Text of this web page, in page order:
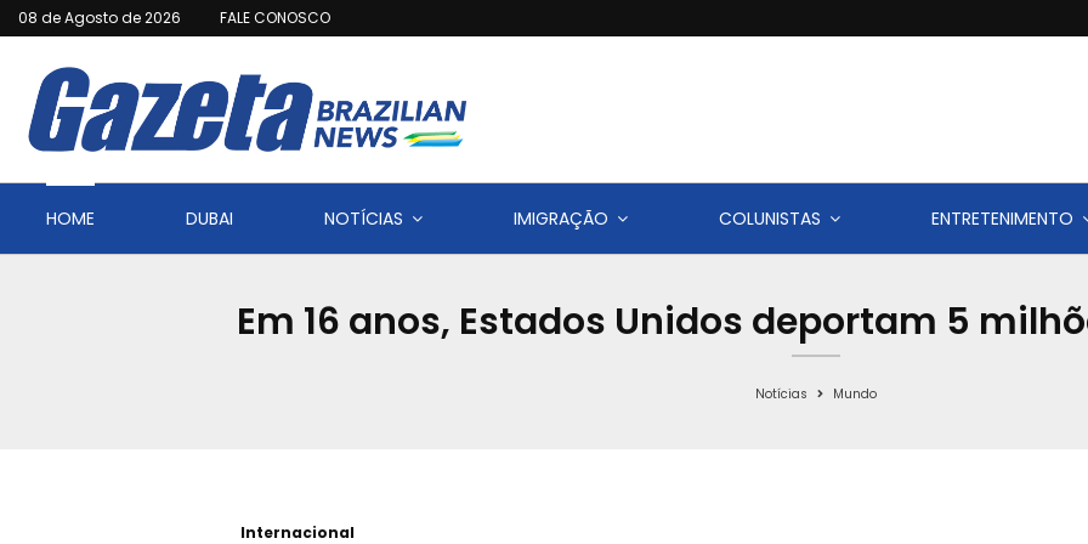
08 de Agosto de 2026 FALE CONOSCO
HOME DUBAI NOTÍCIAS IMIGRAÇÃO COLUNISTAS ENTRETENIMENTO
Em 16 anos, Estados Unidos deportam 5
Notícias Mundo
Internacional